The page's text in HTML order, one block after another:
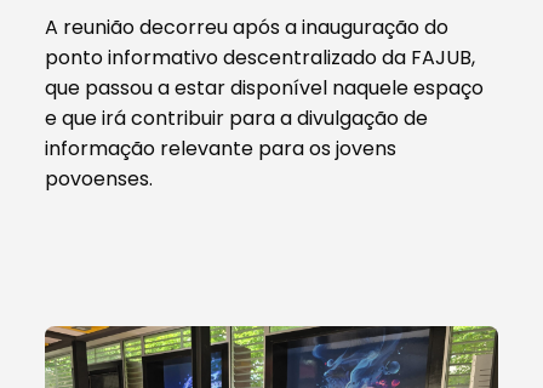
A reunião decorreu após a inauguração do
ponto informativo descentralizado da FAJUB,
que passou a estar disponível naquele espaço
e que irá contribuir para a divulgação de
informação relevante para os jovens
povoenses.
1/1